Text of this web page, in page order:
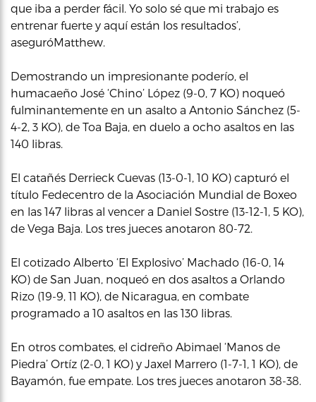
que iba a perder fácil. Yo solo sé que mi trabajo es
entrenar fuerte y aquí están los resultados’,
aseguróMatthew.
Demostrando un impresionante poderío, el
humacaeño José ‘Chino’ López (9-0, 7 KO) noqueó
fulminantemente en un asalto a Antonio Sánchez (5-
4-2, 3 KO), de Toa Baja, en duelo a ocho asaltos en las
140 libras.
El catañés Derrieck Cuevas (13-0-1, 10 KO) capturó el
título Fedecentro de la Asociación Mundial de Boxeo
en las 147 libras al vencer a Daniel Sostre (13-12-1, 5 KO),
de Vega Baja. Los tres jueces anotaron 80-72.
El cotizado Alberto ‘El Explosivo’ Machado (16-0, 14
KO) de San Juan, noqueó en dos asaltos a Orlando
Rizo (19-9, 11 KO), de Nicaragua, en combate
programado a 10 asaltos en las 130 libras.
En otros combates, el cidreño Abimael ‘Manos de
Piedra’ Ortíz (2-0, 1 KO) y Jaxel Marrero (1-7-1, 1 KO), de
Bayamón, fue empate. Los tres jueces anotaron 38-38.